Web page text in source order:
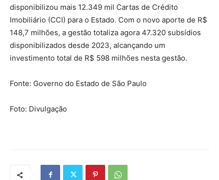
disponibilizou mais 12.349 mil Cartas de Crédito
Imobiliário (CCI) para o Estado. Com o novo aporte de R$
148,7 milhões, a gestão totaliza agora 47.320 subsídios
disponibilizados desde 2023, alcançando um
investimento total de R$ 598 milhões nesta gestão.
Fonte: Governo do Estado de São Paulo
Foto: Divulgação